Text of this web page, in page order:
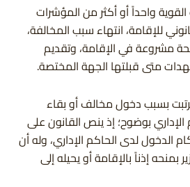
واحداً أو أكثر من المؤشرات
للإقامة، انتهاء سبب المخالفة،
مشروعة في الإقامة، وتقديم
متى قبلتها الجهة المختصة.
بسبب دخول مخالف أو بقاء
بوضوح؛ إذ ينص القانون على
الدخول لدى الحاكم الإداري، وله أن
بمنحه إذناً بالإقامة أو يحيله إلى